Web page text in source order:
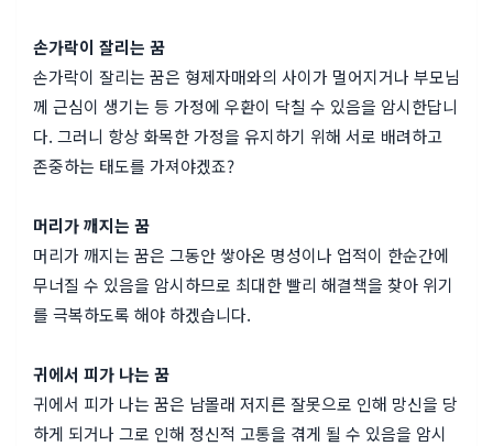
손가락이 잘리는 꿈
손가락이 잘리는 꿈은 형제자매와의 사이가 멀어지거나 부모님
께 근심이 생기는 등 가정에 우환이 닥칠 수 있음을 암시한답니
다. 그러니 항상 화목한 가정을 유지하기 위해 서로 배려하고
존중하는 태도를 가져야겠죠?
머리가 깨지는 꿈
머리가 깨지는 꿈은 그동안 쌓아온 명성이나 업적이 한순간에
무너질 수 있음을 암시하므로 최대한 빨리 해결책을 찾아 위기
를 극복하도록 해야 하겠습니다.
귀에서 피가 나는 꿈
귀에서 피가 나는 꿈은 남몰래 저지른 잘못으로 인해 망신을 당
하게 되거나 그로 인해 정신적 고통을 겪게 될 수 있음을 암시